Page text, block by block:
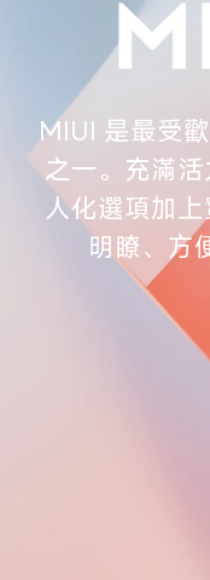
MIUI 是最受
之一。充滿
人化選項加
明瞭、方